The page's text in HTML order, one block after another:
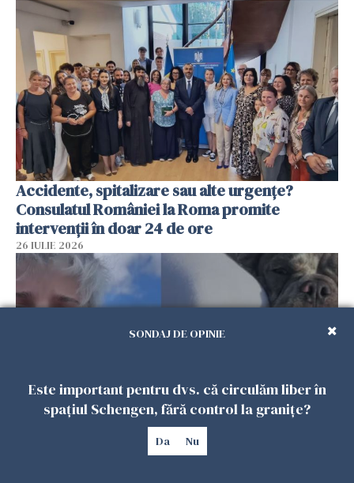
Accidente, spitalizare sau alte urgențe?
Consulatul României la Roma promite
intervenții în doar 24 de ore
26 IULIE 2026
Ce a pățit o româncă în timp ce își plimba
câinele în Germania. Mesajul ei a stârnit
SONDAJ DE OPINIE
Este important pentru dvs. că circulăm liber în
spațiul Schengen, fără control la granițe?
Da Nu